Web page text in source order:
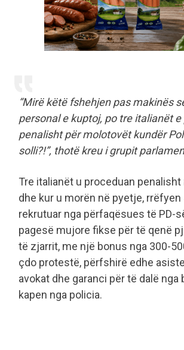
“Mirë këtë fshehjen pas makinës
personal e kuptoj, po tre italianët
penalisht për molotovët kundër
solli?!”, thotë kreu i grupit
Tre italianët u proceduan penalisht
dhe kur u morën në pyetje, rrëfyen
rekrutuar nga përfaqësues të PD-
pagesë mujore fikse për të qenë
të zjarrit, me një bonus nga 300-
çdo protestë, përfshirë edhe
avokat dhe garanci për të dalë nga
kapen nga policia.